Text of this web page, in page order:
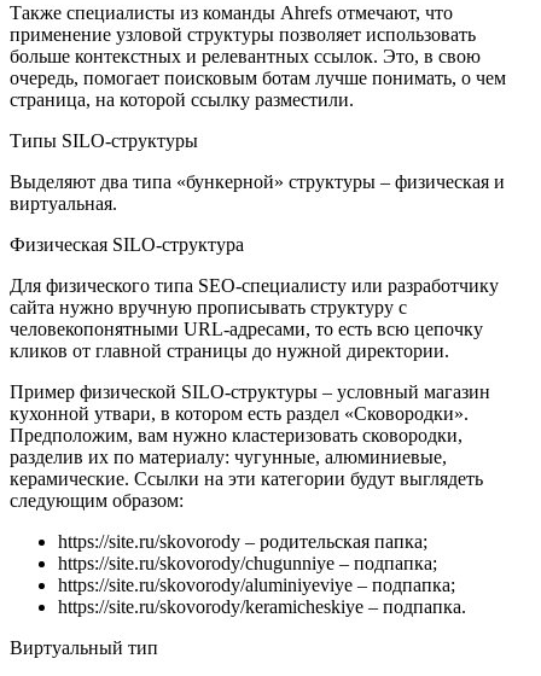
Также специалисты из команды Ahrefs отмечают, что
применение узловой структуры позволяет использовать
больше контекстных и релевантных ссылок. Это, в свою
очередь, помогает поисковым ботам лучше понимать, о чем
страница, на которой ссылку разместили.
Типы SILO-структуры
Выделяют два типа «бункерной» структуры – физическая и
виртуальная.
Физическая SILO-структура
Для физического типа SEO-специалисту или разработчику
сайта нужно вручную прописывать структуру с
человекопонятными URL-адресами, то есть всю цепочку
кликов от главной страницы до нужной директории.
Пример физической SILO-структуры – условный магазин
кухонной утвари, в котором есть раздел «Сковородки».
Предположим, вам нужно кластеризовать сковородки,
разделив их по материалу: чугунные, алюминиевые,
керамические. Ссылки на эти категории будут выглядеть
следующим образом:
https://site.ru/skovorody – родительская папка;
https://site.ru/skovorody/chugunniye – подпапка;
https://site.ru/skovorody/aluminiyeviye – подпапка;
https://site.ru/skovorody/keramicheskiye – подпапка.
Виртуальный тип